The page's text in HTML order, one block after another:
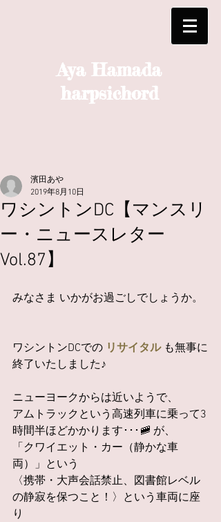
Aya Hamada
harpsichord
ワシントンDC【マンスリ
ー・ニュースレター
Vol.87】
濱田あや
2019年8月10日
みなさま いかがお過ごしでしょうか。
ワシントンDCでの リサイタル も無事に
終了いたしました♪
ニューヨークからは近いようで、
アムトラックという高速列車に乗って3
時間半ほどかかります･･･🚞 が、
「クワイエット・カー（静かな車
両）」という
〈携帯・大声会話禁止、図書館レベル
の静寂を保つこと！〉という車両に座
り